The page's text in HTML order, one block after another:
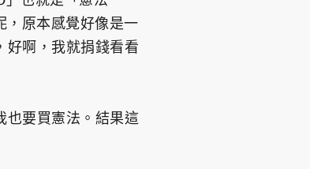
，原本感覺好像是一
好啊，我就捐錢看看
也要買憲法。結果這